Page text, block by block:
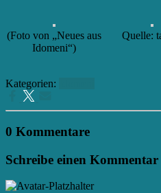
(Foto von „Neues aus
Idomeni“)
Quelle:
Kategorien:
0 Kommentare
Schreibe einen Kommentar